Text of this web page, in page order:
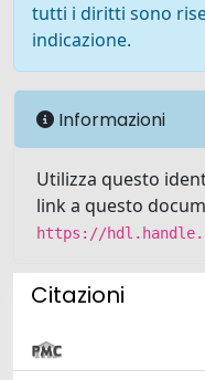
tutti i diritti sono
indicazione.
Informazioni
Utilizza questo
link a questo
https://
Citazioni